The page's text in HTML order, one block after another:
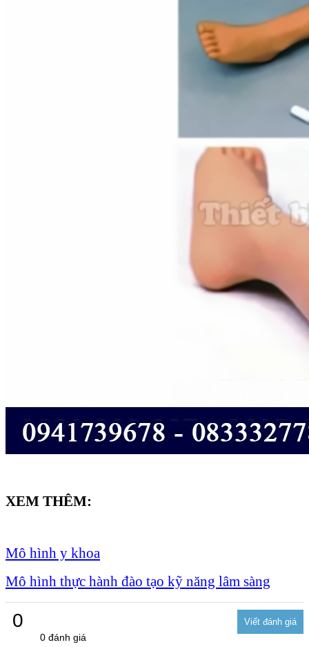
XEM THÊM:
Mô hình y khoa
Mô hình thực hành đào tạo kỹ năng lâm sàng
0
0 đánh giá